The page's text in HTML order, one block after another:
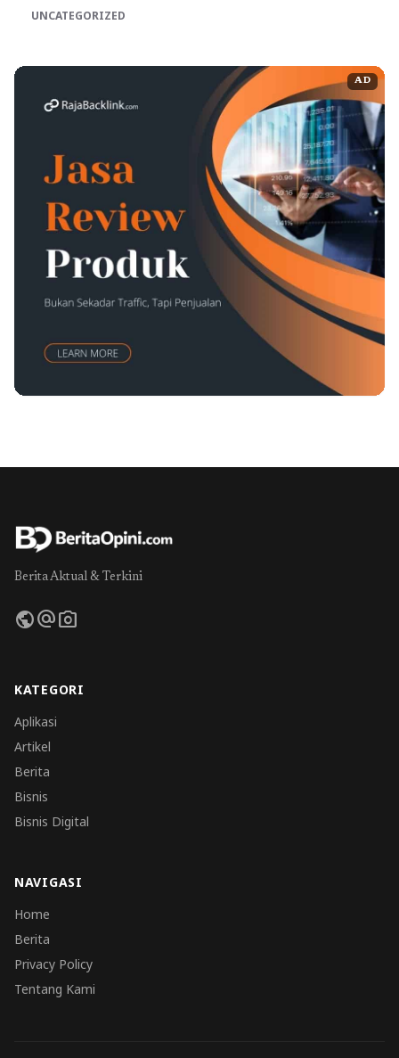
UNCATEGORIZED
AD
Berita Aktual & Terkini
publicalternate_emailphoto_camera
KATEGORI
Aplikasi
Artikel
Berita
Bisnis
Bisnis Digital
NAVIGASI
Home
Berita
Privacy Policy
Tentang Kami